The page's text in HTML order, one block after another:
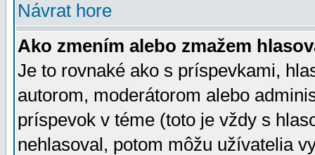
Návrat hore
Ako zmením alebo zmažem
Je to rovnaké ako s príspevkami,
autorom, moderátorom alebo
príspevok v téme (toto je vždy s
nehlasoval, potom môžu užívatelia